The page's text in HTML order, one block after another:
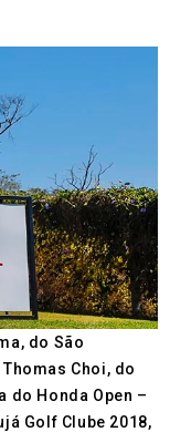
do São
Choi, do
do Honda Open –
Golf Clube 2018,